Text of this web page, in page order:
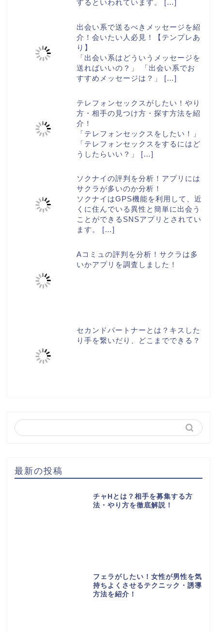
するといわれています。 […]
出会い系で送るべきメッセージを紹
介！会いたい人必見！【テンプレあ
り】
「出会い系はどういうメッセージを
送ればいいの？」 「出会い系でお
すすめメッセージは？」 […]
テレフォンセックスがしたい！やり
方・相手の見つけ方・探す方法を紹
介！
「テレフォンセックスをしたい！」
「テレフォンセックスをするにはど
うしたらいい？」 […]
ソクナイの評判を分析！アプリには
サクラが多いのか分析！
ソクナイはGPS機能を利用して、近
くに住んでいる異性と簡単に出会う
ことができるSNSアプリとされてい
ます。 […]
Aコミュの評判を分析！サクラは多
いかアプリを調査しました！
セカンドパートナーとは？キスした
り手を繋いだり、どこまでできる？
最新の投稿
チャHとは？相手を募集する方
法・やり方を徹底解説！
フェラがしたい！女性が男性を気
持ちよくさせるテクニック・誘導
方法を紹介！